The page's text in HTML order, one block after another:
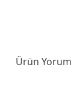
Ürün